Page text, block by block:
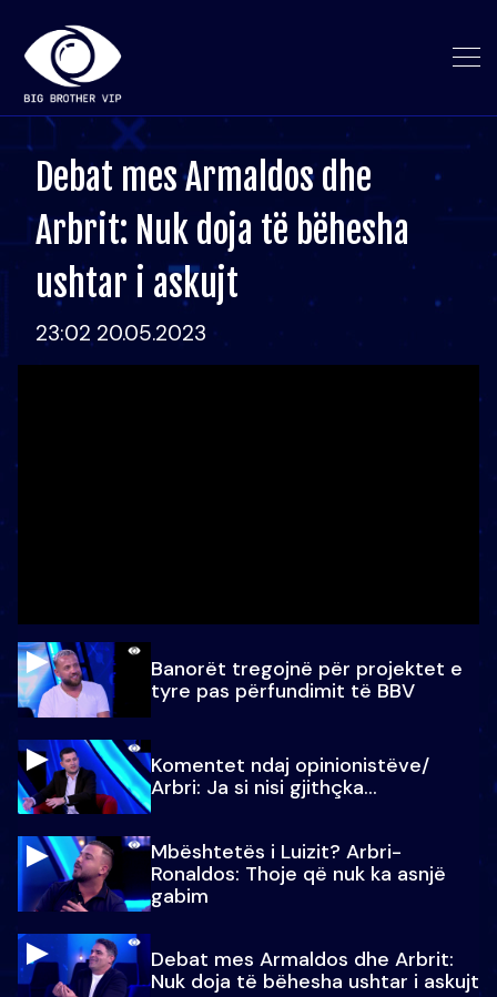
Debat mes Armaldos dhe
Arbrit: Nuk doja të bëhesha
ushtar i askujt
23:02 20.05.2023
Banorët tregojnë për projektet e
tyre pas përfundimit të BBV
Komentet ndaj opinionistëve/
Arbri: Ja si nisi gjithçka…
Mbështetës i Luizit? Arbri-
Ronaldos: Thoje që nuk ka asnjë
gabim
Debat mes Armaldos dhe Arbrit:
Nuk doja të bëhesha ushtar i askujt